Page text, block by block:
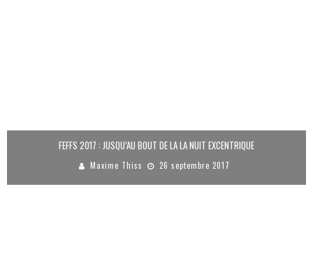
FEFFS 2017 : JUSQU’AU BOUT DE LA LA NUIT EXCENTRIQUE
Maxime Thiss 26 septembre 2017